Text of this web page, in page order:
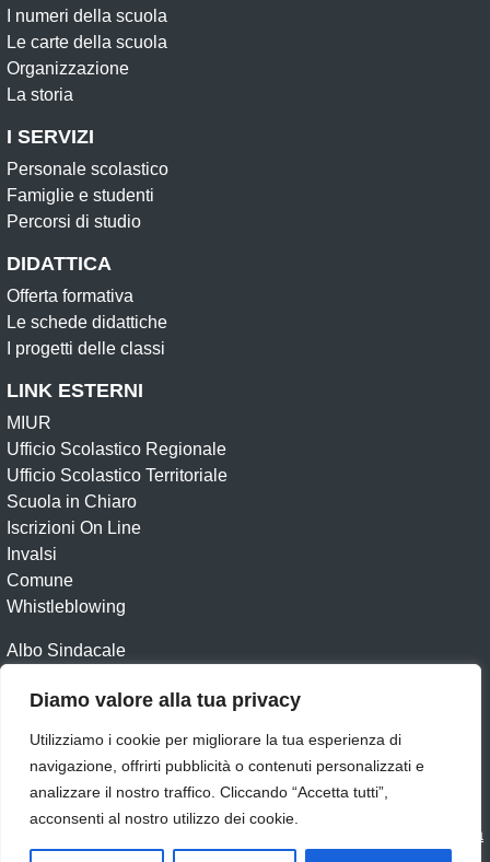
Diamo valore alla tua privacy
Utilizziamo i cookie per migliorare la tua esperienza di
navigazione, offrirti pubblicità o contenuti personalizzati e
analizzare il nostro traffico. Cliccando “Accetta tutti”,
acconsenti al nostro utilizzo dei cookie.
I numeri della scuola
Le carte della scuola
Organizzazione
La storia
I SERVIZI
Personale scolastico
Famiglie e studenti
Percorsi di studio
DIDATTICA
Offerta formativa
Le schede didattiche
I progetti delle classi
LINK ESTERNI
MIUR
Ufficio Scolastico Regionale
Ufficio Scolastico Territoriale
Scuola in Chiaro
Iscrizioni On Line
Invalsi
Comune
Whistleblowing
Albo Sindacale
Amministrazione TrasparenteAlbo online
Dichiarazione di accessibilità Obiettivi di accessibilità
FeedbackNote legaliPrivacy - PolicyCookie
Idea e progetto di Designers Italia